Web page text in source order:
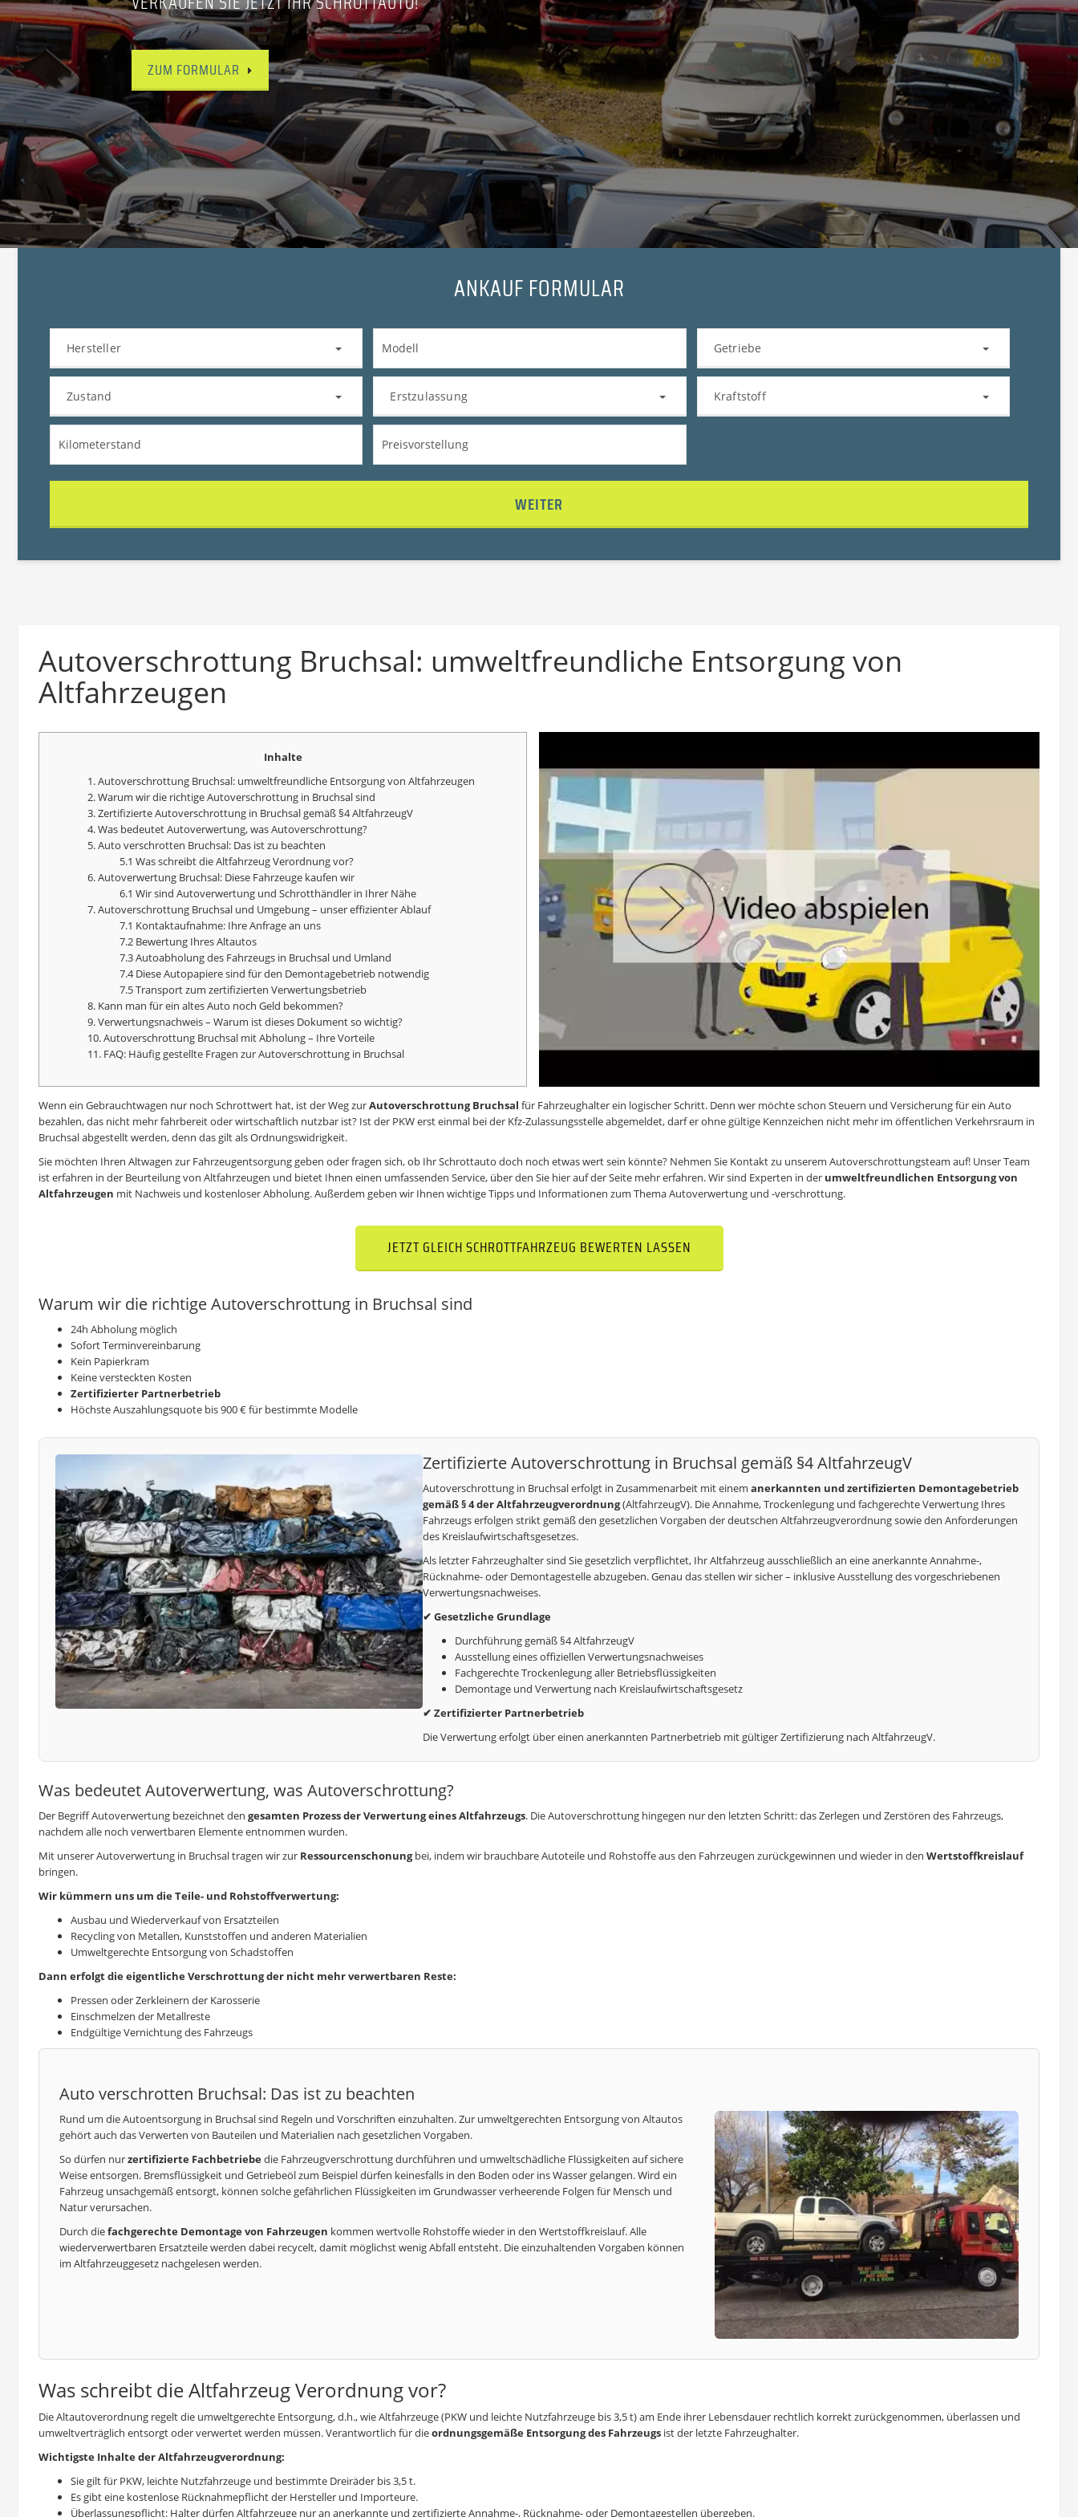
ZUM FORMULAR
ANKAUF FORMULAR
Hersteller Getriebe
Zustand Erstzulassung Kraftstoff
WEITER
Autoverschrottung Bruchsal: umweltfreundliche Entsorgung von
Altfahrzeugen
Inhalte
1. Autoverschrottung Bruchsal: umweltfreundliche Entsorgung von Altfahrzeugen
2. Warum wir die richtige Autoverschrottung in Bruchsal sind
3. Zertifizierte Autoverschrottung in Bruchsal gemäß §4 AltfahrzeugV
4. Was bedeutetAutoverwertung, was Autoverschrottung?
5. Auto verschrotten Bruchsal: Das ist zu beachten
5.1 Was schreibt die Altfahrzeug Verordnung vor?
6.Autoverwertung Bruchsal: Diese Fahrzeuge kaufen wir
6.1 Wir sind Autoverwertung und Schrotthändler in Ihrer Nähe
7. Autoverschrottung Bruchsal und Umgebung – unser effizienter Ablauf
7.1 Kontaktaufnahme: Ihre Anfrage an uns
7.2 Bewertung Ihres Altautos
7.3 Autoabholung des Fahrzeugs in Bruchsal und Umland
7.4 Diese Autopapiere sind für den Demontagebetrieb notwendig
7.5 Transport zum zertifizierten Verwertungsbetrieb
8. Kann man für ein altes Auto noch Geld bekommen?
9. Verwertungsnachweis – Warum ist dieses Dokument so wichtig?
10. Autoverschrottung Bruchsal mit Abholung – Ihre Vorteile
11. FAQ: Häufig gestellte Fragen zur Autoverschrottung in Bruchsal
Wenn ein Gebrauchtwagen nur noch Schrottwert hat, ist der Weg zurAutoverschrottung Bruchsal für Fahrzeughalter ein logischer Schritt. Denn wer möchte schon Steuern und Versicherung für ein Auto
bezahlen, das nicht mehr fahrbereit oder wirtschaftlich nutzbar ist? Ist der PKW erst einmal bei der Kfz-Zulassungsstelle abgemeldet, darf er ohne gültige Kennzeichen nicht mehr im öffentlichen Verkehrsraum in
Bruchsal abgestellt werden, denn das gilt als Ordnungswidrigkeit.
Sie möchten Ihren Altwagen zur Fahrzeugentsorgung geben oder fragen sich, ob Ihr Schrottauto doch noch etwas wert sein könnte? Nehmen Sie Kontakt zu unserem Autoverschrottungsteam auf! Unser Team
ist erfahren in der Beurteilung von Altfahrzeugen und bietet Ihnen einen umfassenden Service, über den Sie hier auf der Seite mehr erfahren. Wir sind Experten in der umweltfreundlichen Entsorgung von
Altfahrzeugen mit Nachweis und kostenloser Abholung. Außerdem geben wir Ihnen wichtige Tipps und Informationen zum ThemaAutoverwertung und -verschrottung.
JETZT GLEICH SCHROTTFAHRZEUG BEWERTEN LASSEN
Warum wir die richtige Autoverschrottung in Bruchsal sind
24h Abholung möglich
Sofort Terminvereinbarung
Kein Papierkram
Keine versteckten Kosten
Zertifizierter Partnerbetrieb
Höchste Auszahlungsquote bis 900 € für bestimmte Modelle
Zertifizierte Autoverschrottung in Bruchsal gemäß §4 AltfahrzeugV
Autoverschrottung in Bruchsal erfolgt in Zusammenarbeit mit einemanerkannten und zertifizierten Demontagebetrieb
gemäß § 4 der Altfahrzeugverordnung(AltfahrzeugV). Die Annahme, Trockenlegung und fachgerechte Verwertung Ihres
Fahrzeugs erfolgen strikt gemäß den gesetzlichen Vorgaben der deutschen Altfahrzeugverordnung sowie den Anforderungen
des Kreislaufwirtschaftsgesetzes.
Als letzter Fahrzeughalter sind Sie gesetzlich verpflichtet, Ihr Altfahrzeug ausschließlich an eine anerkannte Annahme-,
Rücknahme- oder Demontagestelle abzugeben. Genau das stellen wir sicher – inklusive Ausstellung des vorgeschriebenen
Verwertungsnachweises.
✔ Gesetzliche Grundlage
Durchführung gemäß §4 AltfahrzeugV
Ausstellung eines offiziellen Verwertungsnachweises
Fachgerechte Trockenlegung aller Betriebsflüssigkeiten
Demontage und Verwertung nach Kreislaufwirtschaftsgesetz
✔ Zertifizierter Partnerbetrieb
Die Verwertung erfolgt über einen anerkannten Partnerbetrieb mit gültiger Zertifizierung nach AltfahrzeugV.
Was bedeutet Autoverwertung, was Autoverschrottung?
Der BegriffAutoverwertung bezeichnet den gesamten Prozess der Verwertung eines Altfahrzeugs. Die Autoverschrottung hingegen nur den letzten Schritt: das Zerlegen und Zerstören des Fahrzeugs,
nachdem alle noch verwertbaren Elemente entnommen wurden.
Mit unsererAutoverwertung in Bruchsal tragen wir zur Ressourcenschonungbei, indem wir brauchbare Autoteile und Rohstoffe aus den Fahrzeugen zurückgewinnen und wieder in den Wertstoffkreislauf
bringen.
Wir kümmern uns um die Teile- und Rohstoffverwertung:
Ausbau und Wiederverkauf von Ersatzteilen
Recycling von Metallen, Kunststoffen und anderen Materialien
Umweltgerechte Entsorgung von Schadstoffen
Dann erfolgt die eigentliche Verschrottung der nicht mehr verwertbaren Reste:
Pressen oder Zerkleinern der Karosserie
Einschmelzen der Metallreste
Endgültige Vernichtung des Fahrzeugs
Auto verschrotten Bruchsal: Das ist zu beachten
Rund um dieAutoentsorgung in Bruchsal sind Regeln und Vorschriften einzuhalten. Zur umweltgerechten Entsorgung von Altautos
gehört auch das Verwerten von Bauteilen und Materialien nach gesetzlichen Vorgaben.
So dürfen nurzertifizierte Fachbetriebedie Fahrzeugverschrottung durchführen und umweltschädliche Flüssigkeiten auf sichere
Weise entsorgen. Bremsflüssigkeit und Getriebeöl zum Beispiel dürfen keinesfalls in den Boden oder ins Wasser gelangen. Wird ein
Fahrzeug unsachgemäß entsorgt, können solche gefährlichen Flüssigkeiten im Grundwasser verheerende Folgen für Mensch und
Natur verursachen.
Durch diefachgerechte Demontage von Fahrzeugen kommen wertvolle Rohstoffe wieder in den Wertstoffkreislauf. Alle
wiederverwertbaren Ersatzteile werden dabei recycelt, damit möglichst wenig Abfall entsteht. Die einzuhaltenden Vorgaben können
im Altfahrzeuggesetz nachgelesen werden.
Was schreibt die Altfahrzeug Verordnung vor?
Die Altautoverordnung regelt die umweltgerechte Entsorgung, d.h., wie Altfahrzeuge (PKW und leichte Nutzfahrzeuge bis 3,5 t) am Ende ihrer Lebensdauer rechtlich korrekt zurückgenommen, überlassen und
umweltverträglich entsorgt oder verwertet werden müssen. Verantwortlich für dieordnungsgemäße Entsorgung des Fahrzeugs ist der letzte Fahrzeughalter.
Wichtigste Inhalte der Altfahrzeugverordnung:
Sie gilt für PKW, leichte Nutzfahrzeuge und bestimmte Dreiräder bis 3,5 t.
Es gibt eine kostenlose Rücknahmepflicht der Hersteller und Importeure.
Überlassungspflicht: Halter dürfen Altfahrzeuge nur an anerkannte und zertifizierte Annahme-, Rücknahme- oder Demontagestellen übergeben.